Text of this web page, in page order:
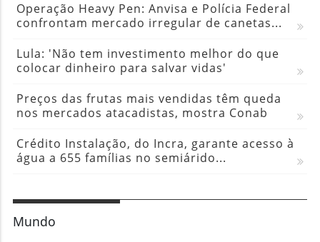
Operação Heavy Pen: Anvisa e Polícia Federal
confrontam mercado irregular de canetas...
Lula: 'Não tem investimento melhor do que
colocar dinheiro para salvar vidas'
Preços das frutas mais vendidas têm queda
nos mercados atacadistas, mostra Conab
Crédito Instalação, do Incra, garante acesso à
água a 655 famílias no semiárido...
Mundo